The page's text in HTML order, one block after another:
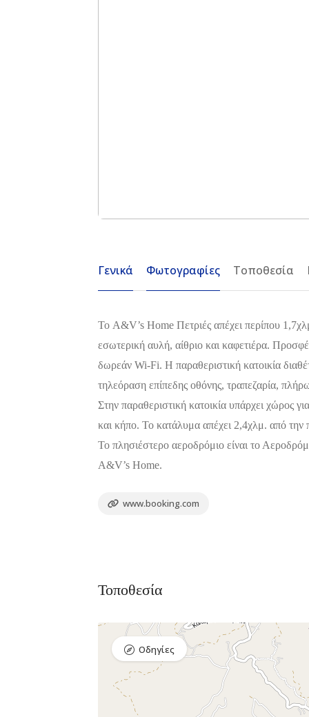
Γενικά Φωτογραφίες Τοποθεσία
Το A&V’s Home Πετριές απέχει περίπου
εσωτερική αυλή, αίθριο και καφετιέρα.
δωρεάν Wi-Fi. Η παραθεριστική κατοικία
τηλεόραση επίπεδης οθόνης, τραπεζαρία,
Στην παραθεριστική κατοικία υπάρχει χώρος
και κήπο. Το κατάλυμα απέχει 2,4χλμ. από
Το πλησιέστερο αεροδρόμιο είναι το
A&V’s Home.
www.booking.com
Τοποθεσία
Οδηγίες
Ξενοδοχεία
Πακέτο
Kaminos
Resort
Λίμνη,
Βόρεια